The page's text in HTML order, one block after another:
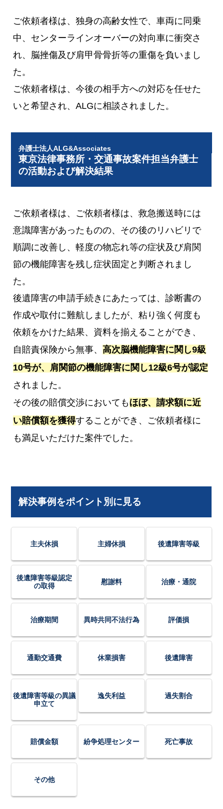
ご依頼者様は、独身の高齢女性で、車両に同乗
中、センターラインオーバーの対向車に衝突さ
れ、脳挫傷及び肩甲骨骨折等の重傷を負いまし
た。
ご依頼者様は、今後の相手方への対応を任せた
いと希望され、ALGに相談されました。
弁護士法人ALG&Associates
東京法律事務所・交通事故案件担当弁護士
の活動および解決結果
ご依頼者様は、ご依頼者様は、救急搬送時には
意識障害があったものの、その後のリハビリで
順調に改善し、軽度の物忘れ等の症状及び肩関
節の機能障害を残し症状固定と判断されまし
た。
後遺障害の申請手続きにあたっては、診断書の
作成や取付に難航しましたが、粘り強く何度も
依頼をかけた結果、資料を揃えることができ、
自賠責保険から無事、高次脳機能障害に関し9級
10号が、肩関節の機能障害に関し12級6号が認定
されました。
その後の賠償交渉においてもほぼ、請求額に近
い賠償額を獲得することができ、ご依頼者様に
も満足いただけた案件でした。
解決事例をポイント別に見る
主夫休損 主婦休損 後遺障害等級
後遺障害等級認定
の取得
慰謝料 治療・通院
治療期間 異時共同不法行為 評価損
通勤交通費 休業損害 後遺障害
後遺障害等級の異議
申立て
逸失利益 過失割合
賠償金額 紛争処理センター 死亡事故
その他